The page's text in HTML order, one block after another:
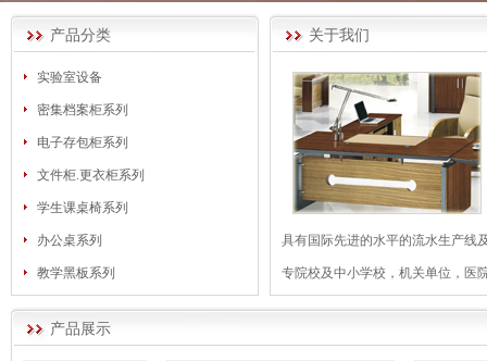
产品分类
实验室设备
密集档案柜系列
电子存包柜系列
文件柜.更衣柜系列
学生课桌椅系列
办公桌系列
教学黑板系列
关于我们
具有国际先进的水平的流水生产线
专院校及中小学校，机关单位，医
产品展示